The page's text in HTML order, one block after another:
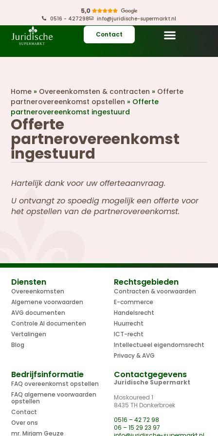
0516 - 427298 info@juridische-supermarkt.nl
Contact
Home » Overeenkomsten & contracten » Offerte
partnerovereenkomst opstellen » Offerte
partnerovereenkomst ingestuurd
Offerte
partnerovereenkomst
ingestuurd
Hartelijk dank voor uw offerteaanvraag.
U ontvangt zo spoedig mogelijk een offerte voor
het opstellen van de partnerovereenkomst.
Diensten
Overeenkomsten
Algemene voorwaarden
AVG documenten
Controle AI documenten
Vertalingen
Blog
Rechtsgebieden
Contracten & voorwaarden
E-commerce
Handelsrecht
Huurrecht
ICT-recht
Intellectueel eigendomsrecht
Privacy & AVG
Bedrijfsinformatie
FAQ overeenkomst opstellen
FAQ algemene voorwaarden
opstellen
Contact
Over ons
mr. Mirjam Geuze
Contactgegevens
Juridische Supermarkt
Moskoureed 1
8435 TH Donkerbroek
0516 – 42 72 98
06 – 15 29 23 97